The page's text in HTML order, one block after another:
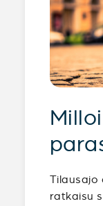
Tilausajo
ratkaisu